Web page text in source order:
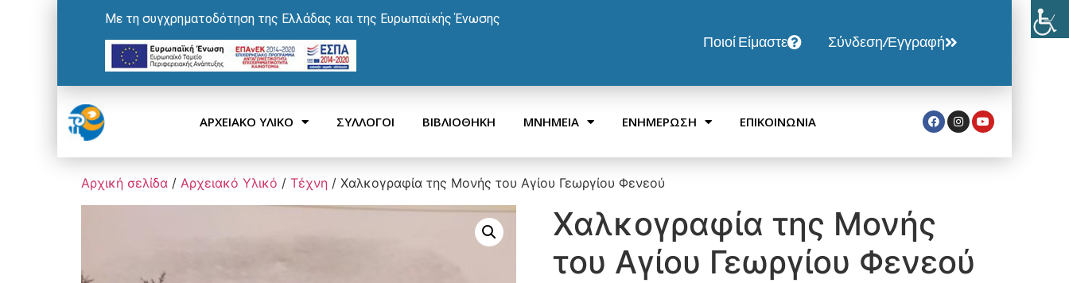
Με τη συγχρηματοδότηση της Ελλάδας και της Ευρωπαϊκής Ένωσης
Ποιοί Είμαστε Σύνδεση/Εγγραφή
ΑΡΧΕΙΑΚΟ ΥΛΙΚΟ ΣΥΛΛΟΓΟΙ ΒΙΒΛΙΟΘΗΚΗ ΜΝΗΜΕΙΑ ΕΝΗΜΕΡΩΣΗ ΕΠΙΚΟΙΝΩΝΙΑ
Αρχική σελίδα / Αρχειακό Υλικό / Τέχνη / Χαλκογραφία της Μονής του Αγίου Γεωργίου Φενεού
Χαλκογραφία της Μονής
του Αγίου Γεωργίου Φενεού